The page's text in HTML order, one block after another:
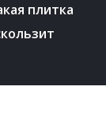
плитка